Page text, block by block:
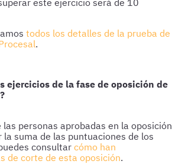
este ejercicio será de 10
todos los detalles de la prueba de
.
ejercicios de la fase de oposición de
personas aprobadas en la oposición
suma de las puntuaciones de los
consultar cómo han
de corte de esta oposición.